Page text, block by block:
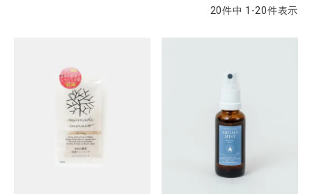
ナチュラル服
ファッション雑貨
生活雑貨
20件中 1 -20件表示